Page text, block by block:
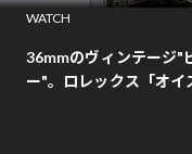
WATCH
36mmのヴィンテージ"
ー"。ロレックス「オイ